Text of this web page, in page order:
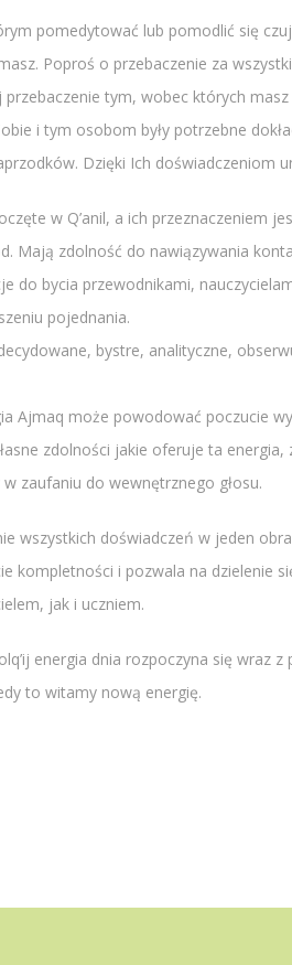
pomedytować lub pomodlić się
Poproś o przebaczenie za
tym, wobec których
i tym osobom były potrzebne
Dzięki Ich doświadczeniom
w Q’anil, a ich przeznaczeniem
Mają zdolność do nawiązywania
do bycia przewodnikami,
pojednania.
bystre, analityczne,
Ajmaq może powodować poczucie
zdolności jakie oferuje ta
zaufaniu do wewnętrznego głosu.
wszystkich doświadczeń w jeden
kompletności i pozwala na dzielenie
jak i uczniem.
energia dnia rozpoczyna się wraz
to witamy nową energię.